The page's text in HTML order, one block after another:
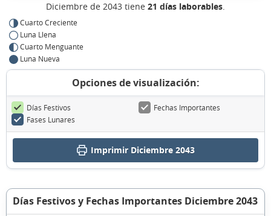
Diciembre de 2043 tiene 21 días laborables.
Cuarto Creciente
Luna Llena
Cuarto Menguante
Luna Nueva
Opciones de visualización:
Días Festivos
Fechas Importantes
Fases Lunares
Imprimir Diciembre 2043
Días Festivos y Fechas Importantes Diciembre 2043